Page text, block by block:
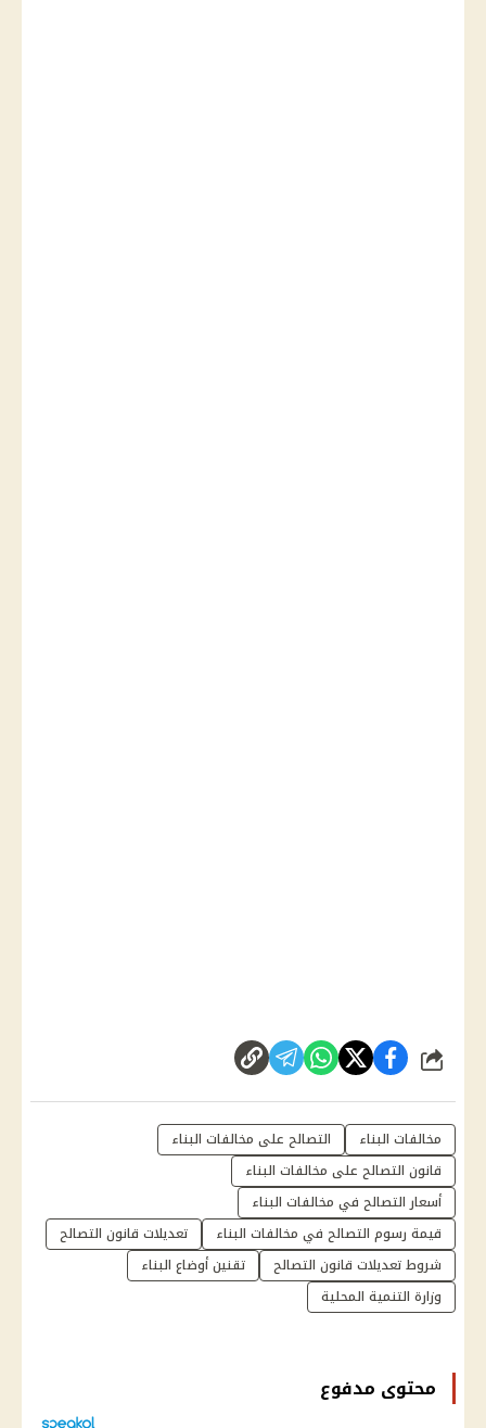
شارك
مخالفات البناء
التصالح على مخالفات البناء
قانون التصالح على مخالفات البناء
أسعار التصالح في مخالفات البناء
قيمة رسوم التصالح في مخالفات البناء
تعديلات قانون التصالح
شروط تعديلات قانون التصالح
تقنين أوضاع البناء
وزارة التنمية المحلية
محتوى مدفوع